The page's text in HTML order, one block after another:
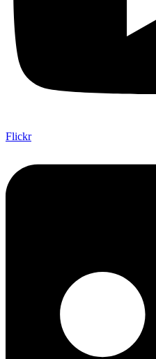
Flickr